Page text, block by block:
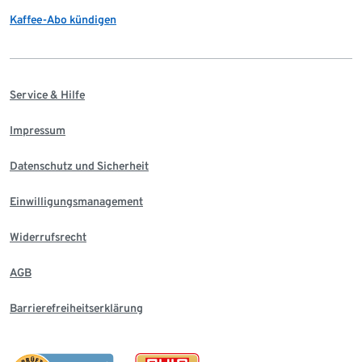
Kaffee-Abo kündigen
Service & Hilfe
Impressum
Datenschutz und Sicherheit
Einwilligungsmanagement
Widerrufsrecht
AGB
Barrierefreiheitserklärung